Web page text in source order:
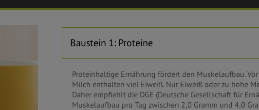
Baustein 1: Proteine
Proteinhaltige Ernährung fördert den Muskelaufbau.
Milch enthalten viel Eiweiß. Nur Eiweiß oder zu hohe
Daher empfiehlt die DGE (Deutsche Gesellschaft für
Muskelaufbau pro Tag zwischen 2,0 Gramm und 4,0